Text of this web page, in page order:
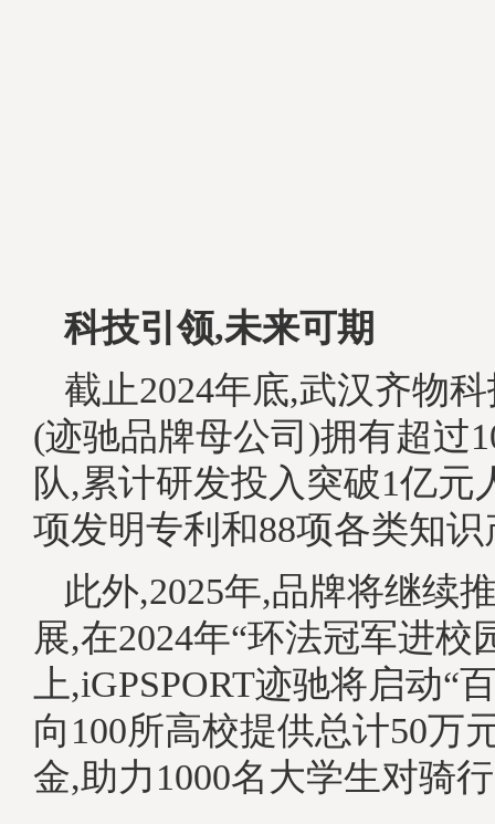
科技引领,未来可期
截止2024年底,武汉齐物
(迹驰品牌母公司)拥有超过
队,累计研发投入突破1亿元
项发明专利和88项各类知识
此外,2025年,品牌将继续
展,在2024年“环法冠军进校
上,iGPSPORT迹驰将启动“
向100所高校提供总计50万
金,助力1000名大学生对骑